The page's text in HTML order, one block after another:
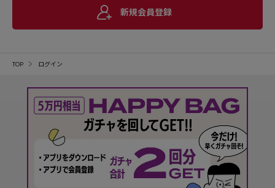
新規会員登録
TOP ログイン